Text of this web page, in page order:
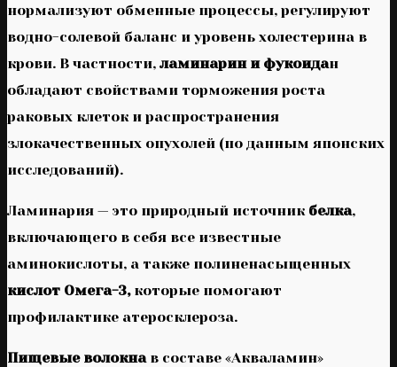
нормализуют обменные процессы, регулируют
водно-солевой баланс и уровень холестерина в
крови. В частности, ламинарин и фукоидан
обладают свойствами торможения роста
раковых клеток и распространения
злокачественных опухолей (по данным японских
исследований).
Ламинария — это природный источник белка,
включающего в себя все известные
аминокислоты, а также полиненасыщенных
кислот Омега-3,которые помогают
профилактике атеросклероза.
Пищевые волокна в составе «Акваламин»